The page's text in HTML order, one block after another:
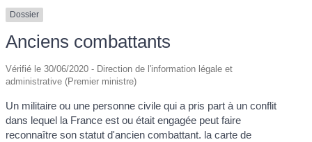
Dossier
Anciens combattants
Vérifié le 30/06/2020 - Direction de l'information légale et
administrative (Premier ministre)
Un militaire ou une personne civile qui a pris part à un conflit
dans lequel la France est ou était engagée peut faire
reconnaître son statut d'ancien combattant. la carte de